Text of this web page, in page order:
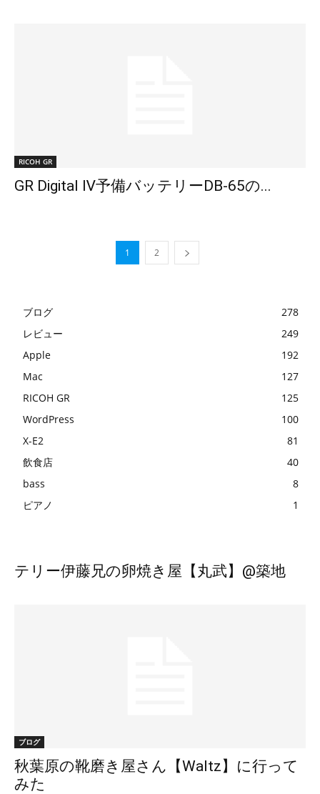
RICOH GR
GR Digital Ⅳ予備バッテリーDB-65の...
1 2
ブログ
278
レビュー
249
Apple
192
Mac
127
RICOH GR
125
WordPress
100
X-E2
81
飲食店
40
bass
8
ピアノ
1
テリー伊藤兄の卵焼き屋【丸武】@築地
ブログ
秋葉原の靴磨き屋さん【Waltz】に行って
みた